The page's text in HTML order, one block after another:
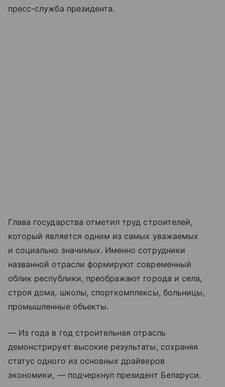
пресс-служба президента.
Глава государства отметил труд строителей,
который является одним из самых уважаемых
и социально значимых. Именно сотрудники
названной отрасли формируют современный
облик республики, преображают города и села,
строя дома, школы, спорткомплексы, больницы,
промышленные объекты.
— Из года в год строительная отрасль
демонстрирует высокие результаты, сохраняя
статус одного из основных драйверов
экономики, — подчеркнул президент Беларуси.